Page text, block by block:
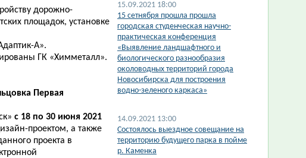
дорожно-
площадок, установке
А».
ГК «Химметалл».
Первая
с 18 по 30 июня 2021
проектом, а также
проекта в
15.09.2021 18:00
15 сетнября прошла прошла
городская студенческая научно-
практическая конференция
«Выявление ландшафтного и
биологического разнообразия
околоводных территорий города
Новосибирска для построения
водно-зеленого каркаса»
14.09.2021 13:00
Состоялось выездное совещание на
территорию будущего парка в пойме
р. Каменка